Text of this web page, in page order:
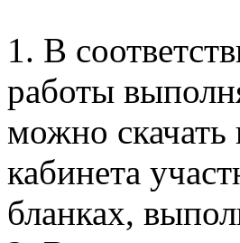
1. В
работы
можно скачать
кабинета
бланках,